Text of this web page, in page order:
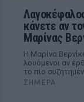
κάνετε αν
Μαρίνας
Η Μαρίνα
λουόμενοι αν
το πιο
ΣΉΜΕΡΑ